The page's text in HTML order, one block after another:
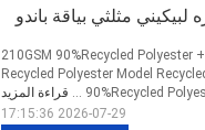
مثلثي بياقة باندو
210GSM 90%Recycled Polyester
Recycled Polyester Model
90%Recycled
قراءة المزيد
2026-07-29 17:15:36